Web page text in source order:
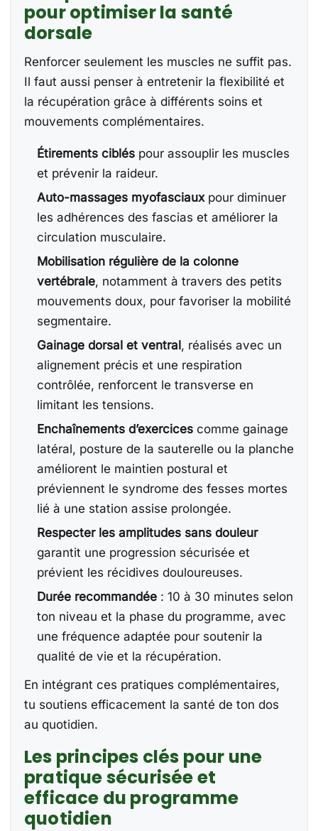
pour optimiser la santé
dorsale
Renforcer seulement les muscles ne suffit pas.
Il faut aussi penser à entretenir la flexibilité et
la récupération grâce à différents soins et
mouvements complémentaires.
Étirements ciblés pour assouplir les muscles
et prévenir la raideur.
Auto-massages myofasciauxpour diminuer
les adhérences des fascias et améliorer la
circulation musculaire.
Mobilisation régulière de la colonne
vertébrale, notamment à travers des petits
mouvements doux, pour favoriser la mobilité
segmentaire.
Gainage dorsal et ventral, réalisés avec un
alignement précis et une respiration
contrôlée, renforcent le transverse en
limitant les tensions.
Enchaînements d’exercices comme gainage
latéral, posture de la sauterelle ou la planche
améliorent le maintien postural et
préviennent le syndrome des fesses mortes
lié à une station assise prolongée.
Respecter les amplitudes sans douleur
garantit une progression sécurisée et
prévient les récidives douloureuses.
Durée recommandée : 10 à 30 minutes selon
ton niveau et la phase du programme, avec
une fréquence adaptée pour soutenir la
qualité de vie et la récupération.
En intégrant ces pratiques complémentaires,
tu soutiens efficacement la santé de ton dos
au quotidien.
Les principes clés pour une
pratique sécurisée et
efficace du programme
quotidien